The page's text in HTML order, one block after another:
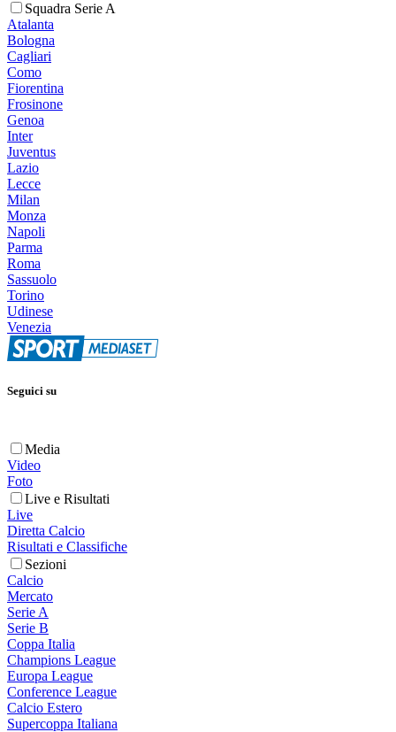
Squadra Serie A
Atalanta
Bologna
Cagliari
Como
Fiorentina
Frosinone
Genoa
Inter
Juventus
Lazio
Lecce
Milan
Monza
Napoli
Parma
Roma
Sassuolo
Torino
Udinese
Venezia
Seguici su
Media
Video
Foto
Live e Risultati
Live
Diretta Calcio
Risultati e Classifiche
Sezioni
Calcio
Mercato
Serie A
Serie B
Coppa Italia
Champions League
Europa League
Conference League
Calcio Estero
Supercoppa Italiana